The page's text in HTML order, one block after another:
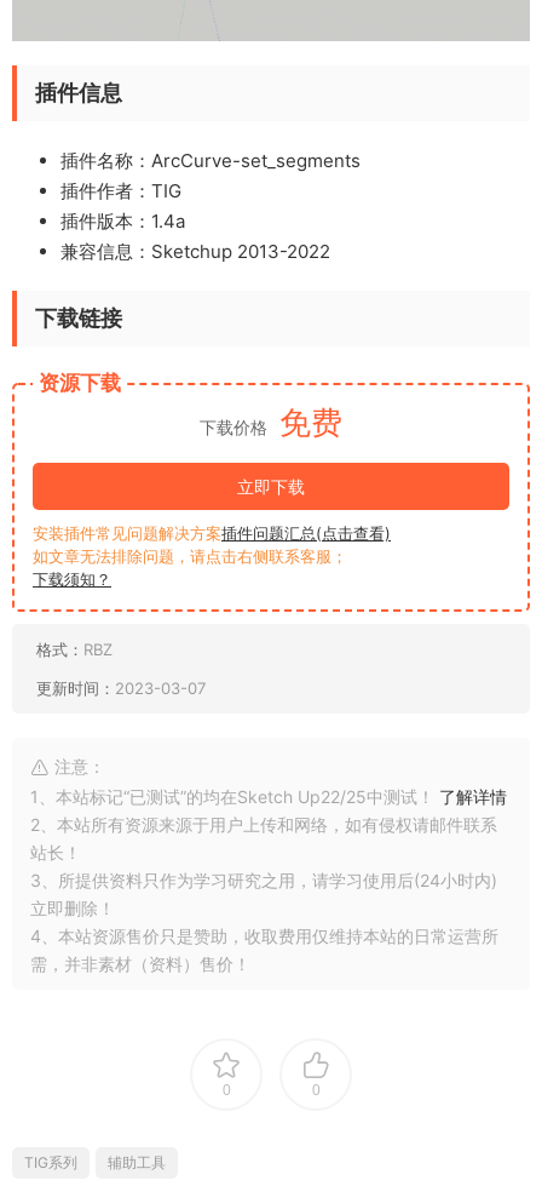
插件信息
插件名称：ArcCurve-set_segments
插件作者： TIG
插件版本：1.4a
兼容信息：Sketchup 2013-2022
下载链接
资源下载
下载价格 免费
立即下载
安装插件常见问题解决方案插件问题汇总(点击查看)
如文章无法排除问题，请点击右侧联系客服；
下载须知？
格式： RBZ
更新时间： 2023-03-07
注意：
1、本站标记“已测试”的均在Sketch Up22/25中测试！ 了解详情
2、本站所有资源来源于用户上传和网络，如有侵权请邮件联系
站长！
3、所提供资料只作为学习研究之用，请学习使用后(24小时内)
立即删除！
4、本站资源售价只是赞助，收取费用仅维持本站的日常运营所
需，并非素材（资料）售价！
0 0
TIG系列 辅助工具